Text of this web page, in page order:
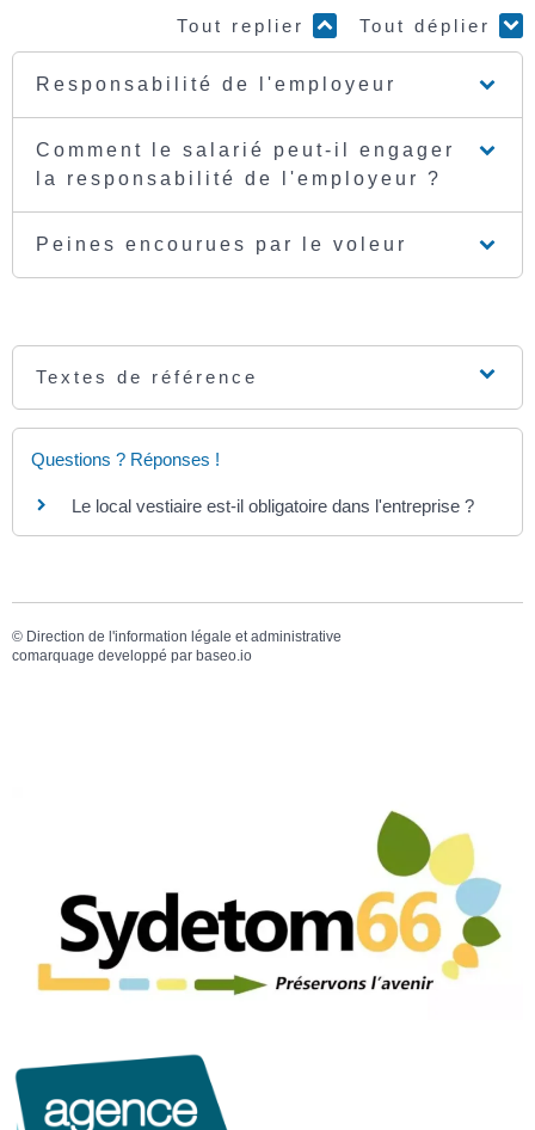
Tout replier
Tout déplier
Responsabilité de l'employeur
Comment le salarié peut-il engager
la responsabilité de l'employeur ?
Peines encourues par le voleur
Textes de référence
Questions ? Réponses !
Le local vestiaire est-il obligatoire dans l'entreprise ?
© Direction de l'information légale et administrative
comarquage developpé par baseo.io